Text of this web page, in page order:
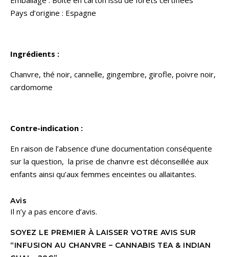
Pays d’origine : Espagne
Ingrédients :
Chanvre, thé noir, cannelle, gingembre, girofle, poivre noir,
cardomome
Contre-indication :
En raison de l’absence d’une documentation conséquente
sur la question, la prise de chanvre est déconseillée aux
enfants ainsi qu’aux femmes enceintes ou allaitantes.
Avis
Il n’y a pas encore d’avis.
SOYEZ LE PREMIER À LAISSER VOTRE AVIS SUR
“INFUSION AU CHANVRE – CANNABIS TEA & INDIAN